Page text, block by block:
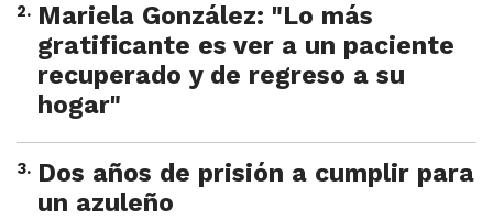
2. Mariela González: "Lo más
gratificante es ver a un paciente
recuperado y de regreso a su
hogar"
3. Dos años de prisión a cumplir para
un azuleño